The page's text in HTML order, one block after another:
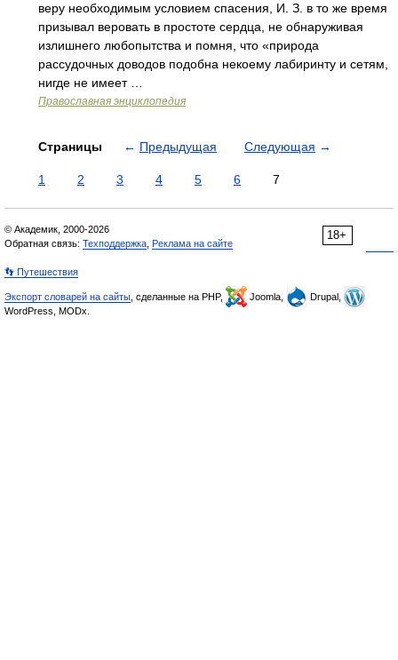
веру необходимым условием спасения, И. З. в то же время
призывал веровать в простоте сердца, не обнаруживая
излишнего любопытства и помня, что «природа
рассудочных доводов подобна некоему лабиринту и сетям,
нигде не имеет …
Православная энциклопедия
Страницы ← Предыдущая Следующая →
1 2 3 4 5 6 7
18+
© Академик, 2000-2026
Обратная связь: Техподдержка Реклама на сайте
👣 Путешествия
Экспорт словарей на сайты , сделанные на PHP, Joomla,
Drupal,
WordPress, MODx.